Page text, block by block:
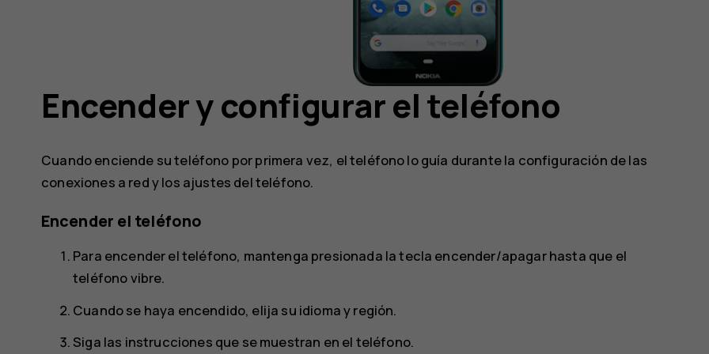
Encender y configurar el teléfono
Cuando enciende su teléfono por primera vez, el teléfono lo guía durante la configuración de las
conexiones a red y los ajustes del teléfono.
Encender el teléfono
Para encender el teléfono, mantenga presionada la tecla encender/apagar hasta que el
teléfono vibre.
Cuando se haya encendido, elija su idioma y región.
Siga las instrucciones que se muestran en el teléfono.